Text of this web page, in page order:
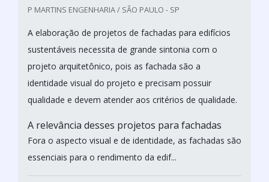
P MARTINS ENGENHARIA / SÃO PAULO - SP
A elaboração de projetos de fachadas para edifícios
sustentáveis necessita de grande sintonia com o
projeto arquitetônico, pois as fachada são a
identidade visual do projeto e precisam possuir
qualidade e devem atender aos critérios de qualidade.
A relevância desses projetos para fachadas
Fora o aspecto visual e de identidade, as fachadas são
essenciais para o rendimento da edif...